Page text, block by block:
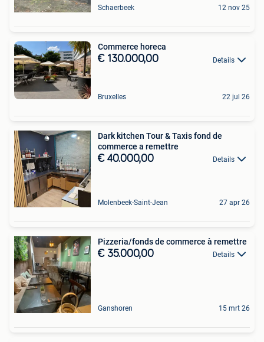
Schaerbeek 12 nov 25
Commerce horeca
€ 130.000,00 Details
Bruxelles 22 jul 26
Dark kitchen Tour & Taxis fond de
commerce a remettre
€ 40.000,00 Details
Molenbeek-Saint-Jean 27 apr 26
Pizzeria/fonds de commerce à remettre
€ 35.000,00 Details
Ganshoren 15 mrt 26